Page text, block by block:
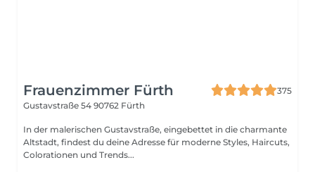
Frauenzimmer Fürth
375
Gustavstraße 54 90762 Fürth
In der malerischen Gustavstraße, eingebettet in die charmante
Altstadt, findest du deine Adresse für moderne Styles, Haircuts,
Colorationen und Trends...